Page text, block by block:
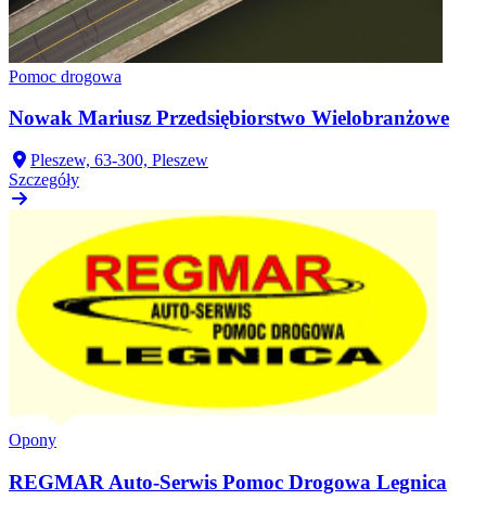
Pomoc drogowa
Nowak Mariusz Przedsiębiorstwo Wielobranżowe
Pleszew, 63-300, Pleszew
Szczegóły
Opony
REGMAR Auto-Serwis Pomoc Drogowa Legnica